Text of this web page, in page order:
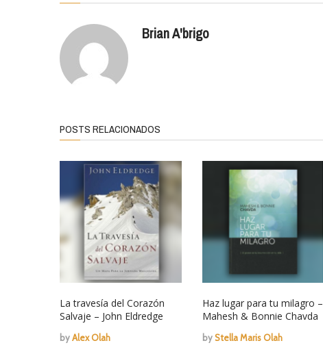
Brian A'brigo
POSTS RELACIONADOS
La travesía del Corazón
Salvaje – John Eldredge
byAlex Olah
Haz lugar para tu milagro –
Mahesh & Bonnie Chavda
byStella Maris Olah